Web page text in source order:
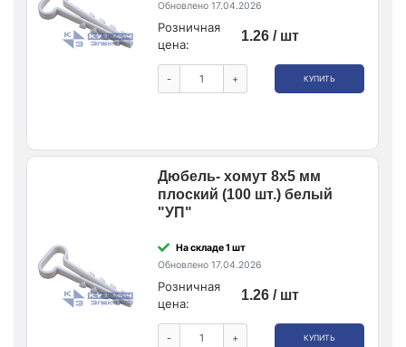
Обновлено 17.04.2026
Розничная
цена:
1.26 / шт
- + КУПИТЬ
Дюбель- хомут 8х5 мм
плоский (100 шт.) белый
"УП"
На складе 1 шт
Обновлено 17.04.2026
Розничная
цена:
1.26 / шт
- + КУПИТЬ